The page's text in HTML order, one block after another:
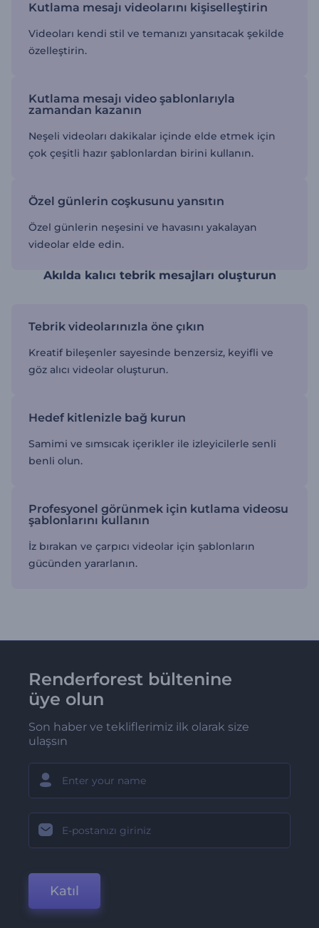
Kutlama mesajı videolarını kişiselleştirin
Videoları kendi stil ve temanızı yansıtacak şekilde
özelleştirin.
Kutlama mesajı video şablonlarıyla
zamandan kazanın
Neşeli videoları dakikalar içinde elde etmek için
çok çeşitli hazır şablonlardan birini kullanın.
Özel günlerin coşkusunu yansıtın
Özel günlerin neşesini ve havasını yakalayan
videolar elde edin.
Akılda kalıcı tebrik mesajları oluşturun
Tebrik videolarınızla öne çıkın
Kreatif bileşenler sayesinde benzersiz, keyifli ve
göz alıcı videolar oluşturun.
Hedef kitlenizle bağ kurun
Samimi ve sımsıcak içerikler ile izleyicilerle senli
benli olun.
Profesyonel görünmek için kutlama videosu
şablonlarını kullanın
İz bırakan ve çarpıcı videolar için şablonların
gücünden yararlanın.
Renderforest bültenine
üye olun
Son haber ve tekliflerimiz ilk olarak size
ulaşsın
Katıl